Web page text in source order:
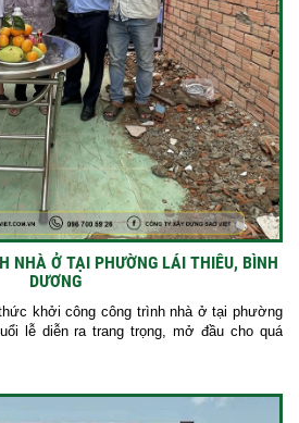
NHÀ Ở TẠI PHƯỜNG LÁI THIÊU, BÌNH
DƯƠNG
khởi công công trình nhà ở tại phường
lễ diễn ra trang trọng, mở đầu cho quá